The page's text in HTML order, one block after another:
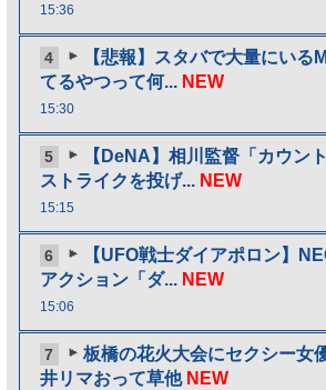
15:36
4
【悲報】スタバで大量にい
てるやつって何... NEW
15:30
5
【DeNA】相川監督「カウン
ストライクを投げ... NEW
15:15
6
【UFO戦士ダイアポロン】
アクション「ダ... NEW
15:06
7
板橋の花火大会にセクシー女
井リマおって草他 NEW